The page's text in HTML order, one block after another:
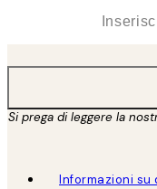
Si prega di leggere la
Informazioni su